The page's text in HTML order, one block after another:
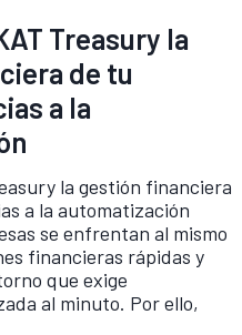
Treasury la
de tu
a la
la gestión financiera
a la automatización
se enfrentan al mismo
financieras rápidas y
que exige
al minuto. Por ello,